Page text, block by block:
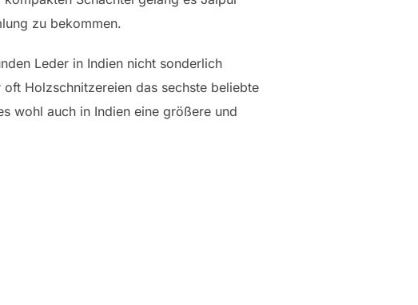
zu bekommen.
Leder in Indien nicht sonderlich
Holzschnitzereien das sechste beliebte
wohl auch in Indien eine größere und